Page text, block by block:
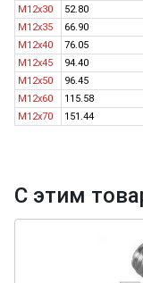
M12x30
52.80
M12x35
66.90
M12x40
76.05
M12x45
94.40
M12x50
96.45
M12x60
115.58
M12x70
151.44
С этим